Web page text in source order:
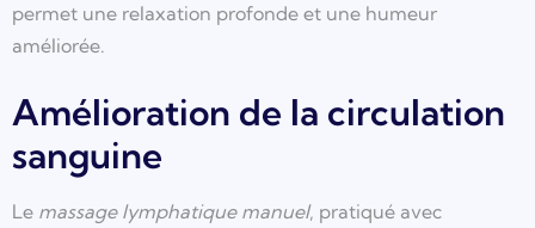
permet une relaxation profonde et une humeur
améliorée.
Amélioration de la circulation
sanguine
Le massage lymphatique manuel, pratiqué avec